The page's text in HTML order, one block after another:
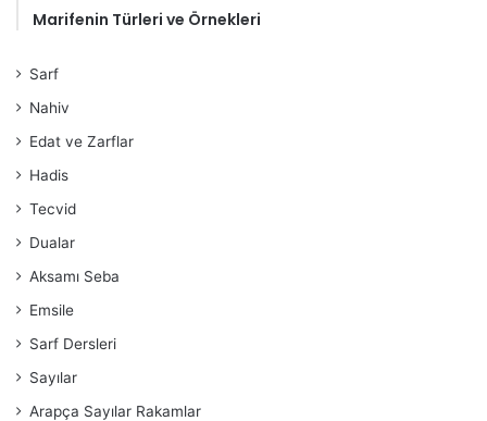
Marifenin Türleri ve Örnekleri
Sarf
Nahiv
Edat ve Zarflar
Hadis
Tecvid
Dualar
Aksamı Seba
Emsile
Sarf Dersleri
Sayılar
Arapça Sayılar Rakamlar